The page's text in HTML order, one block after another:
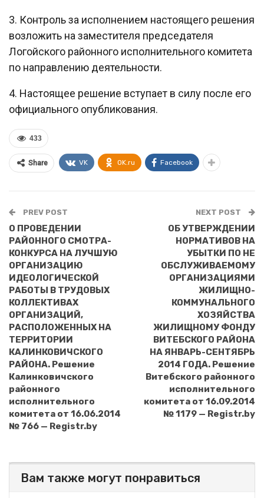
3. Контроль за исполнением настоящего решения
возложить на заместителя председателя
Логойского районного исполнительного комитета
по направлению деятельности.
4. Настоящее решение вступает в силу после его
официального опубликования.
433
Share VK OK.ru Facebook
PREV POST
О ПРОВЕДЕНИИ
РАЙОННОГО СМОТРА-
КОНКУРСА НА ЛУЧШУЮ
ОРГАНИЗАЦИЮ
ИДЕОЛОГИЧЕСКОЙ
РАБОТЫ В ТРУДОВЫХ
КОЛЛЕКТИВАХ
ОРГАНИЗАЦИЙ,
РАСПОЛОЖЕННЫХ НА
ТЕРРИТОРИИ
КАЛИНКОВИЧСКОГО
РАЙОНА. Решение
Калинковичского
районного
исполнительного
комитета от 16.06.2014
№ 766 — Registr.by
NEXT POST
ОБ УТВЕРЖДЕНИИ
НОРМАТИВОВ НА
УБЫТКИ ПО НЕ
ОБСЛУЖИВАЕМОМУ
ОРГАНИЗАЦИЯМИ
ЖИЛИЩНО-
КОММУНАЛЬНОГО
ХОЗЯЙСТВА
ЖИЛИЩНОМУ ФОНДУ
ВИТЕБСКОГО РАЙОНА
НА ЯНВАРЬ-СЕНТЯБРЬ
2014 ГОДА. Решение
Витебского районного
исполнительного
комитета от 16.09.2014
№ 1179 — Registr.by
Вам также могут понравиться